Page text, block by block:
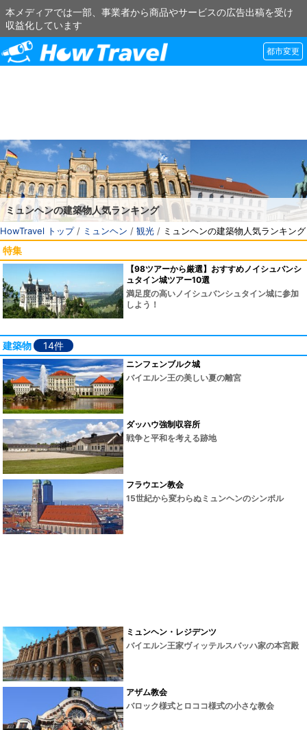
本メディアでは一部、事業者から商品やサービスの広告出稿を受け
収益化しています
都市変更
ミュンヘンの建築物人気ランキング
HowTravel トップ/ ミュンヘン / 観光 / ミュンヘンの建築物人気ランキング
特集
【98ツアーから厳選】おすすめノイシュバンシ
ュタイン城ツアー10選
満足度の高いノイシュバンシュタイン城に参加
しよう！
建築物 14件
ニンフェンブルク城
バイエルン王の美しい夏の離宮
ダッハウ強制収容所
戦争と平和を考える跡地
フラウエン教会
15世紀から変わらぬミュンヘンのシンボル
ミュンヘン・レジデンツ
バイエルン王家ヴィッテルスバッハ家の本宮殿
アザム教会
バロック様式とロココ様式の小さな教会